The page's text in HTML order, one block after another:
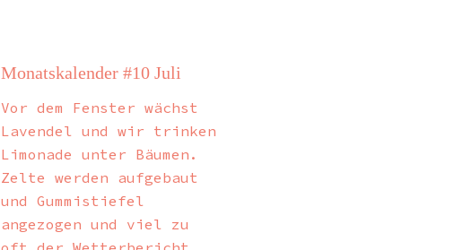
Monatskalender #10 Juli
Vor dem Fenster wächst
Lavendel und wir trinken
Limonade unter Bäumen.
Zelte werden aufgebaut
und Gummistiefel
angezogen und viel zu